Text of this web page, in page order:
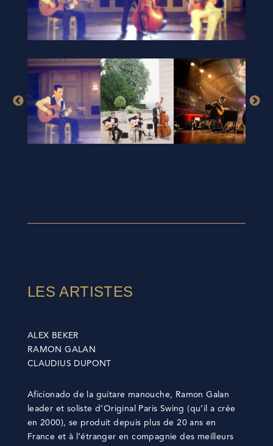
LES ARTISTES
ALEX BEKER
RAMON GALAN
CLAUDIUS DUPONT
Aficionado de la guitare manouche, Ramon Galan
leader et soliste d’Original Paris Swing (qu’il a crée
en 2000), se produit depuis plus de 20 ans en
France et à l’étranger en compagnie des meilleurs